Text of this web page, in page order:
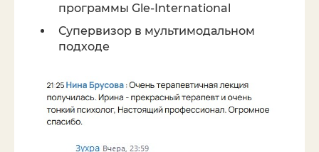
программы Gle-International
Супервизор в мультимодальном
подходе